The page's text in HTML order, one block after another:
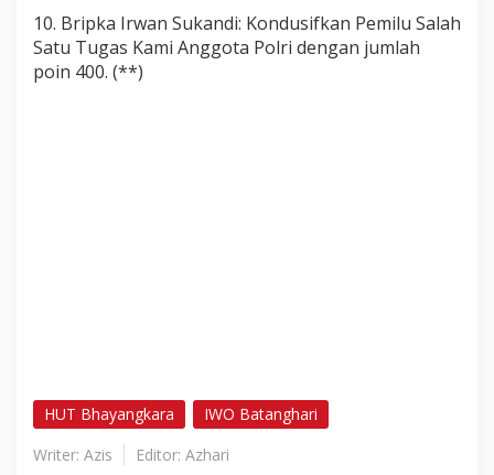
10. Bripka Irwan Sukandi: Kondusifkan Pemilu Salah
Satu Tugas Kami Anggota Polri dengan jumlah
poin 400. (**)
HUT Bhayangkara
IWO Batanghari
Writer: Azis
Editor: Azhari